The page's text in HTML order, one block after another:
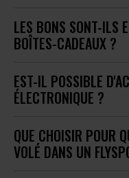
LES BONS SONT-ILS
BOÎTES-CADEAUX ?
EST-IL POSSIBLE
ÉLECTRONIQUE ?
QUE CHOISIR POUR
VOLÉ DANS UN